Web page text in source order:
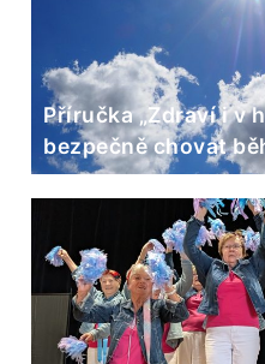
Příručka „Zdraví i v
bezpečně chovat